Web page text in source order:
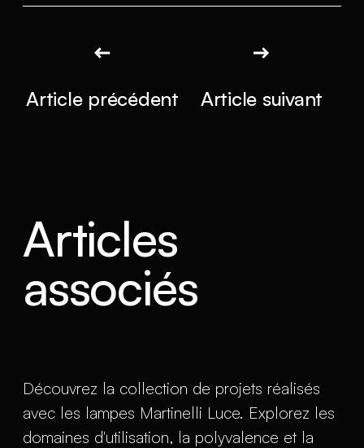
Article précédent Article suivant
Articles
associés
Découvrez la collection de projets réalisés
avec les lampes Martinelli Luce. Explorez les
domaines d'utilisation, la polyvalence et la